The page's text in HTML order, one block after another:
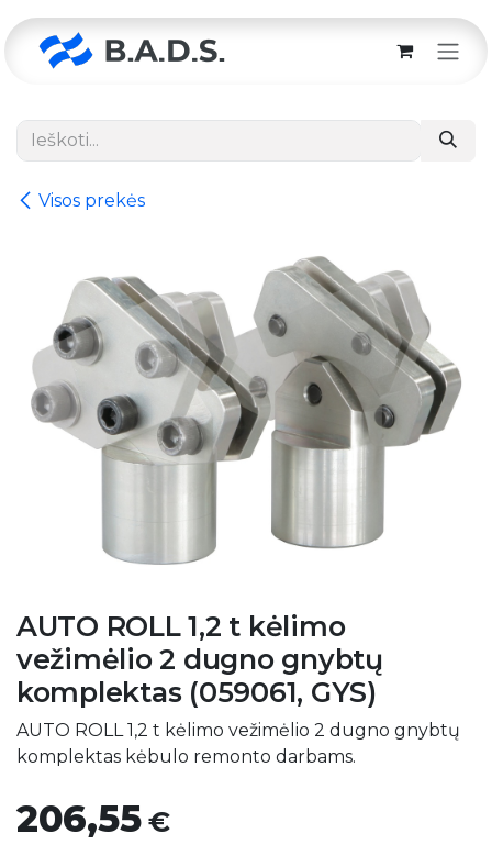
Visos prekės
AUTO ROLL 1,2 t kėlimo
vežimėlio 2 dugno gnybtų
komplektas (059061, GYS)
AUTO ROLL 1,2 t kėlimo vežimėlio 2 dugno gnybtų
komplektas kėbulo remonto darbams.
206,55€